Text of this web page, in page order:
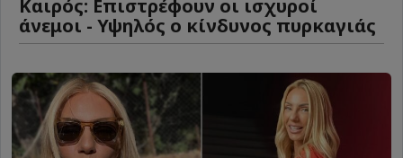
Καιρός: Επιστρέφουν οι ισχυροί
άνεμοι - Υψηλός ο κίνδυνος πυρκαγιάς